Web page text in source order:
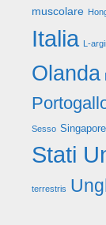
muscolare
Italia L-
Olanda
Sesso Singapore
Stati
terrestris